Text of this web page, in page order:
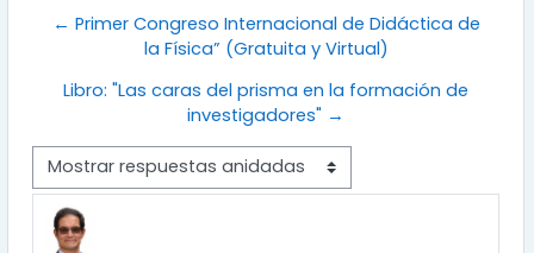
← Primer Congreso Internacional de Didáctica de
la Física” (Gratuita y Virtual)
Libro: "Las caras del prisma en la formación de
investigadores" →
Mostrar modo